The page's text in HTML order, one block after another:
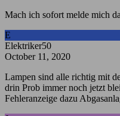
Mach ich sofort melde mich
E
Elektriker50
October 11, 2020
Lampen sind alle richtig mit
drin Prob immer noch jetzt
Fehleranzeige dazu